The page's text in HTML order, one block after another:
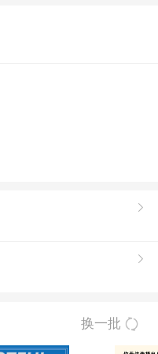
换一批